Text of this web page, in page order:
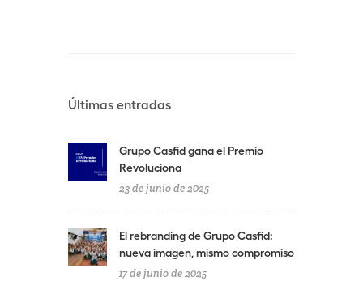
Últimas entradas
Grupo Casfid gana el Premio
Revoluciona
23 de junio de 2025
El rebranding de Grupo Casfid:
nueva imagen, mismo compromiso
17 de junio de 2025